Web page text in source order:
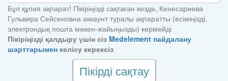
Бұл құпия ақпарат! Пікіріңізді сақтаған кезде, Кенесариева
Гульвира Сейсеновна аккаунт туралы ақпаратты (есіміңізді,
электрондық пошта мекен-жайыңызды) көрмейді
Пікіріңізді қалдыру үшін сіз Medelement пайдалану
шарттарымен келісу керексіз
Пікірді сақтау